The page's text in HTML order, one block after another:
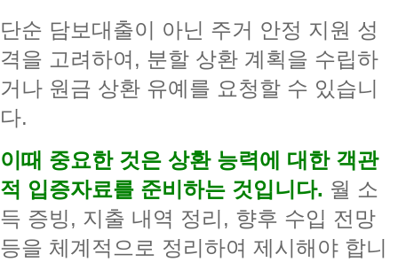
단순 담보대출이 아닌 주거 안정 지원 성
격을 고려하여, 분할 상환 계획을 수립하
거나 원금 상환 유예를 요청할 수 있습니
다.
이때 중요한 것은 상환 능력에 대한 객관
적 입증자료를 준비하는 것입니다. 월 소
득 증빙, 지출 내역 정리, 향후 수입 전망
등을 체계적으로 정리하여 제시해야 합니